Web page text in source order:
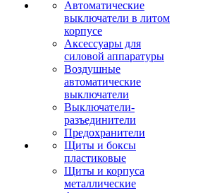
Автоматические
выключатели в литом
корпусе
Аксессуары для
силовой аппаратуры
Воздушные
автоматические
выключатели
Выключатели-
разъединители
Предохранители
Щиты и боксы
пластиковые
Щиты и корпуса
металлические